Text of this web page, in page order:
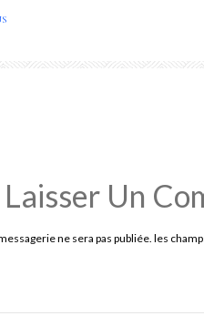
Laisser Un
ne sera pas publiée. les